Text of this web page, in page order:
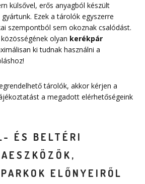
külsővel, erős anyagból készült
Ezek a tárolók egyszerre
szempontból sem okoznak csalódást.
olyan kerékpár
ki tudnak használni a
tárolók, akkor kérjen a
a megadott elérhetőségeink
ÉS BELTÉRI
ELŐNYEIRŐL